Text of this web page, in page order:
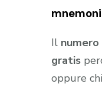
Il
gratis
oppure